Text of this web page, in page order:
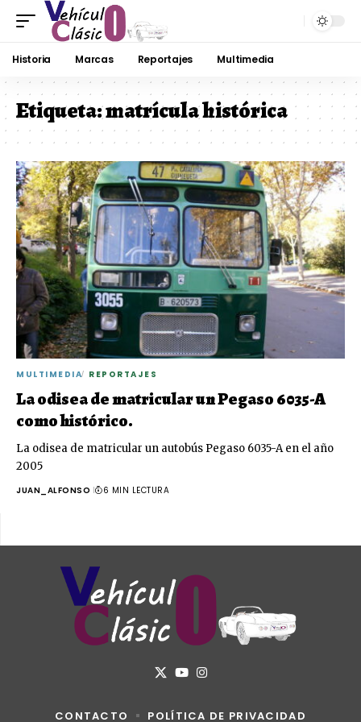
Historia Marcas Reportajes Multimedia
Etiqueta:matrícula histórica
MULTIMEDIA REPORTAJES
La odisea de matricular un Pegaso 6035-A
como histórico.
La odisea de matricular un autobús Pegaso 6035-A en el año
2005
JUAN_ALFONSO 6 MIN LECTURA
CONTACTO POLÍTICA DE PRIVACIDAD